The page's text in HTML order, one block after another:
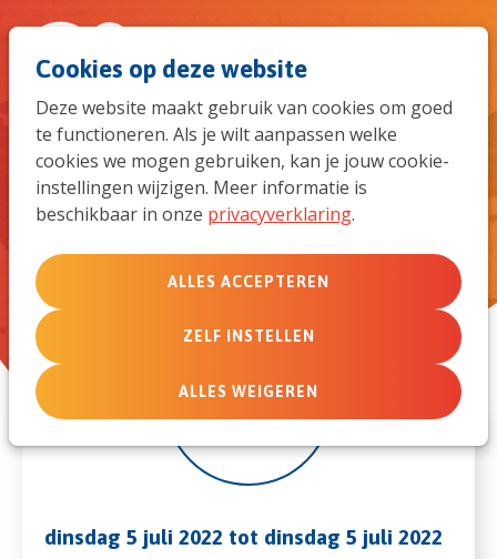
Cookies op deze website
Deze website maakt gebruik van cookies om goed
te functioneren. Als je wilt aanpassen welke
cookies we mogen gebruiken, kan je jouw cookie-
instellingen wijzigen. Meer informatie is
beschikbaar in onze privacyverklaring.
ALLES ACCEPTEREN
ZELF INSTELLEN
ALLES WEIGEREN
naar
de
Jubileum Symposium InTransit
5
jul
dinsdag 5 juli 2022 tot dinsdag 5 juli 2022